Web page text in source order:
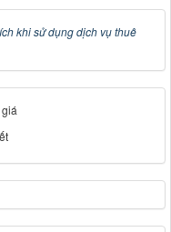
khi sử dụng dịch vụ thuê